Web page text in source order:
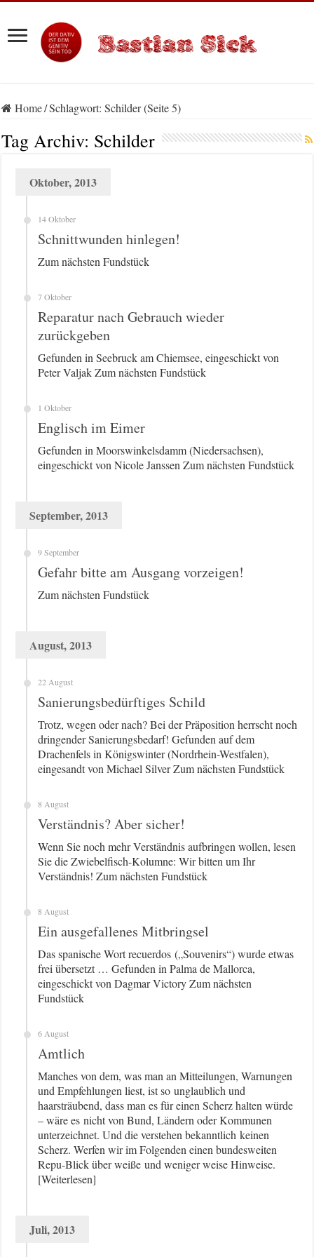
Home/Schlagwort:Schilder(Seite 5)
Tag Archiv: Schilder
Oktober, 2013
14 Oktober
Schnittwunden hinlegen!
Zum nächsten Fundstück
7 Oktober
Reparatur nach Gebrauch wieder
zurückgeben
Gefunden in Seebruck am Chiemsee, eingeschickt von
Peter Valjak Zum nächsten Fundstück
1 Oktober
Englisch im Eimer
Gefunden in Moorswinkelsdamm (Niedersachsen),
eingeschickt von Nicole Janssen Zum nächsten Fundstück
September, 2013
9 September
Gefahr bitte am Ausgang vorzeigen!
Zum nächsten Fundstück
August, 2013
22 August
Sanierungsbedürftiges Schild
Trotz, wegen oder nach? Bei der Präposition herrscht noch
dringender Sanierungsbedarf! Gefunden auf dem
Drachenfels in Königswinter (Nordrhein-Westfalen),
eingesandt von Michael Silver Zum nächsten Fundstück
8 August
Verständnis? Aber sicher!
Wenn Sie noch mehr Verständnis aufbringen wollen, lesen
Sie die Zwiebelfisch-Kolumne: Wir bitten um Ihr
Verständnis! Zum nächsten Fundstück
8 August
Ein ausgefallenes Mitbringsel
Das spanische Wort recuerdos („Souvenirs“) wurde etwas
frei übersetzt … Gefunden in Palma de Mallorca,
eingeschickt von Dagmar Victory Zum nächsten
Fundstück
6 August
Amtlich
Manches von dem, was man an Mitteilungen, Warnungen
und Empfehlungen liest, ist so unglaublich und
haarsträubend, dass man es für einen Scherz halten würde
– wäre es nicht von Bund, Ländern oder Kommunen
unterzeichnet. Und die verstehen bekanntlich keinen
Scherz. Werfen wir im Folgenden einen bundesweiten
Repu-Blick über weiße und weniger weise Hinweise.
[Weiterlesen]
Juli, 2013